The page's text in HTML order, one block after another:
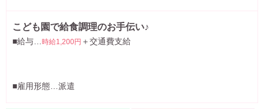
こども園で給食調理のお手伝い♪
■給与… 時給1,200円 ＋交通費支給
■雇用形態…派遣